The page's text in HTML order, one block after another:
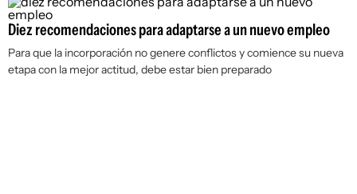
Diez recomendaciones para adaptarse a un nuevo empleo
Para que la incorporación no genere conflictos y comience su nueva
etapa con la mejor actitud, debe estar bien preparado